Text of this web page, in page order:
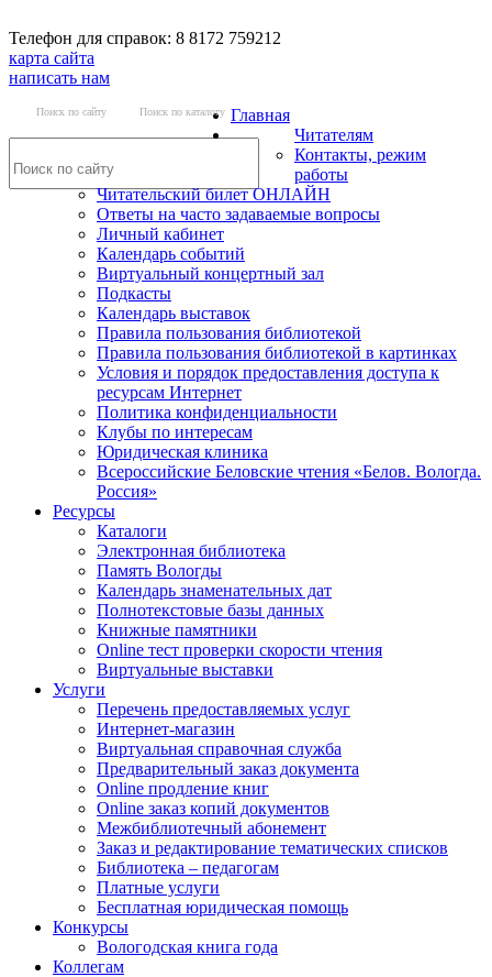
Телефон для справок: 8 8172 759212
карта сайта
написать нам
Поиск по сайту Поиск по каталогу Главная
Читателям
Контакты, режим
работы
Читательский билет ОНЛАЙН
Ответы на часто задаваемые вопросы
Личный кабинет
Календарь событий
Виртуальный концертный зал
Подкасты
Календарь выставок
Правила пользования библиотекой
Правила пользования библиотекой в картинках
Условия и порядок предоставления доступа к
ресурсам Интернет
Политика конфиденциальности
Клубы по интересам
Юридическая клиника
Всероссийские Беловские чтения «Белов. Вологда.
Россия»
Ресурсы
Каталоги
Электронная библиотека
Память Вологды
Календарь знаменательных дат
Полнотекстовые базы данных
Книжные памятники
Online тест проверки скорости чтения
Виртуальные выставки
Услуги
Перечень предоставляемых услуг
Интернет-магазин
Виртуальная справочная служба
Предварительный заказ документа
Online продление книг
Online заказ копий документов
Межбиблиотечный абонемент
Заказ и редактирование тематических списков
Библиотека – педагогам
Платные услуги
Бесплатная юридическая помощь
Конкурсы
Вологодская книга года
Коллегам